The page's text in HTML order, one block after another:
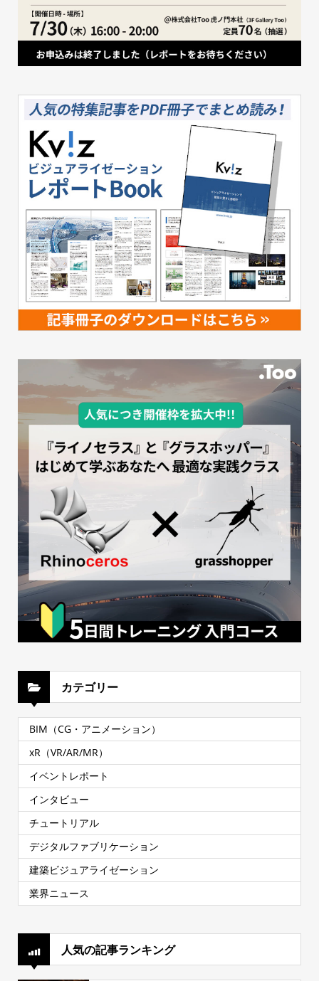
カテゴリー
BIM（CG・アニメーション）
xR（VR/AR/MR）
イベントレポート
インタビュー
チュートリアル
デジタルファブリケーション
建築ビジュアライゼーション
業界ニュース
人気の記事ランキング